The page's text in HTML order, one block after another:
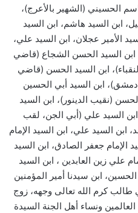
الحسيني (الشهير بالأعرج)،
ابن السيد هاشم، ابن السيد
الأمير عجلان، ابن السيد علي،
ابن السيد الحسن الشجاع (قاضي
ابن السيد الحسن (قاضي
ابن السيد أبي الحسين
(نقيب الدينور)، ابن السيد
السيد علي (أبي الجن، لقب
ابن السيد علي، ابن السيد الإمام
الإمام جعفر الصادق، ابن السيد
علي زين العابدين ، ابن السيد
ابن سيدنا أمير المؤمنين
طالب كرم الله تعالى وجهه، زوج
ونساء أهل الجنة السيدة